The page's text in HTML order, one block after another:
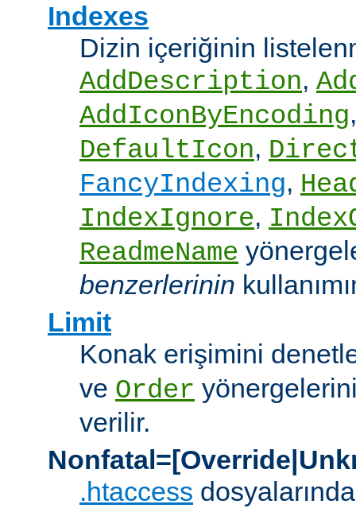
Indexes
Dizin içeriğinin
AddDescription,
AddIconByEncoding
DefaultIcon,
FancyIndexing,
IndexIgnore,
ReadmeName
benzerlerinin
Limit
Konak erişimini
ve Order
verilir.
.htaccess